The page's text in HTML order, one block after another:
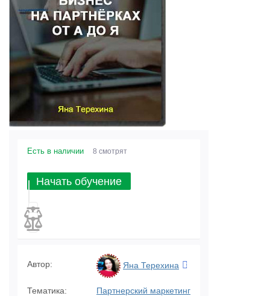
Есть в наличии 8 смотрят
Начать обучение
Автор: Яна Терехина
Тематика:
Партнерский маркетинг